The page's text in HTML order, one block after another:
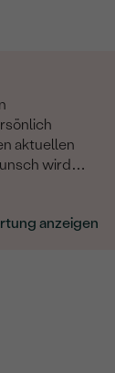
aktuellen
wird
anzeigen